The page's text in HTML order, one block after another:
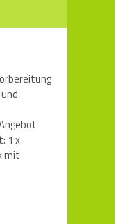
1 x
mit